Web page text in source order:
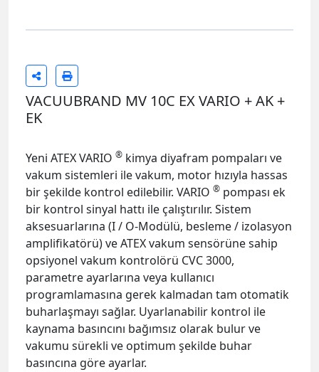
VACUUBRAND MV 10C EX VARIO + AK +
EK
Yeni ATEX VARIO ® kimya diyafram pompaları ve
vakum sistemleri ile vakum, motor hızıyla hassas
bir şekilde kontrol edilebilir. VARIO ® pompası ek
bir kontrol sinyal hattı ile çalıştırılır. Sistem
aksesuarlarına (I / O-Modülü, besleme / izolasyon
amplifikatörü) ve ATEX vakum sensörüne sahip
opsiyonel vakum kontrolörü CVC 3000,
parametre ayarlarına veya kullanıcı
programlamasına gerek kalmadan tam otomatik
buharlaşmayı sağlar. Uyarlanabilir kontrol ile
kaynama basıncını bağımsız olarak bulur ve
vakumu sürekli ve optimum şekilde buhar
basıncına göre ayarlar.